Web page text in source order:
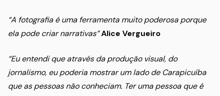
“A fotografia é uma ferramenta muito poderosa porque
ela pode criar narrativas”Alice Vergueiro
“Eu entendi que através da produção visual, do
jornalismo, eu poderia mostrar um lado de Carapicuíba
que as pessoas não conheciam. Ter uma pessoa que é